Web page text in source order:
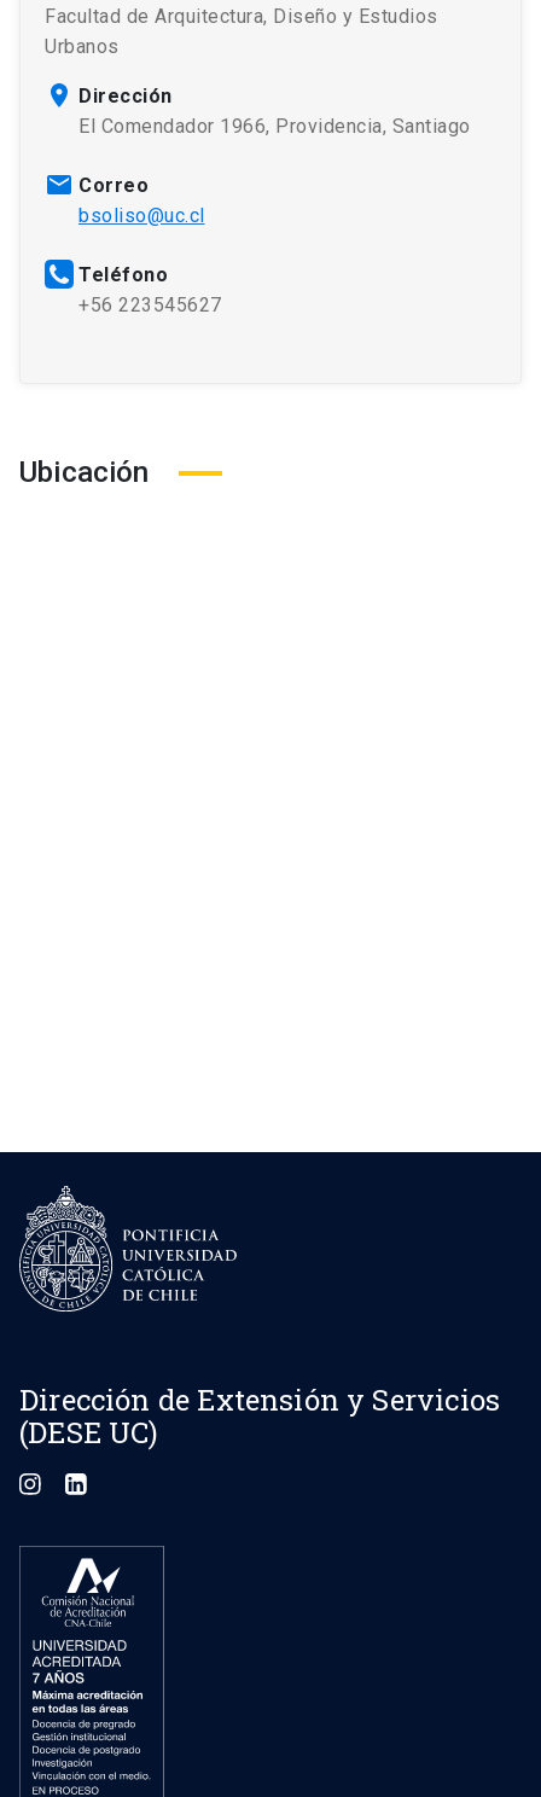
Facultad de Arquitectura, Diseño y Estudios
Urbanos
Dirección
El Comendador 1966, Providencia, Santiago
Correo
bsoliso@uc.cl
Teléfono
+56 223545627
Ubicación
Dirección de Extensión y Servicios
(DESE UC)